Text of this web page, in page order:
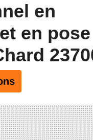
en
en